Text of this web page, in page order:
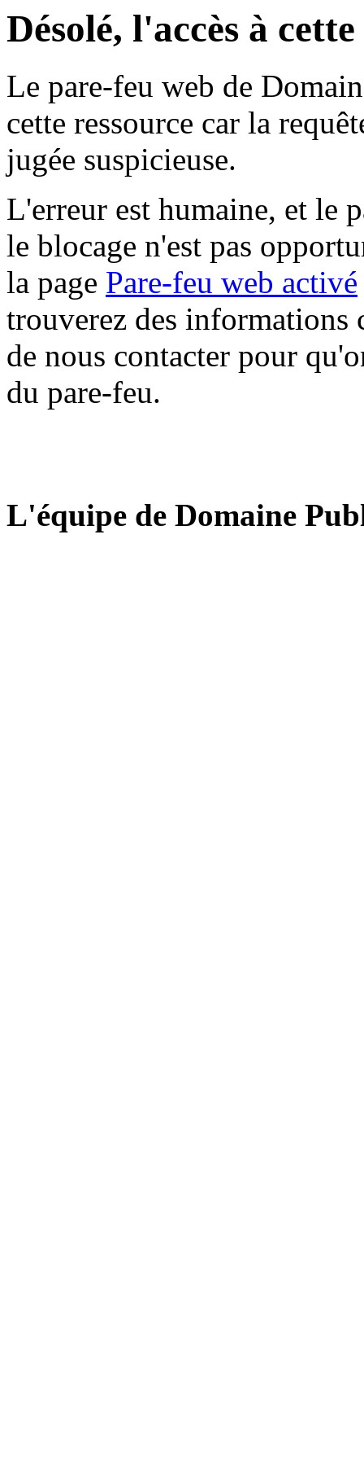
Désolé, l'accès à
Le pare-feu web de
cette ressource car la
jugée suspicieuse.
L'erreur est humaine, et le
le blocage n'est pas
la page Pare-feu web activé
trouverez des informations
de nous contacter pour
du pare-feu.
L'équipe de Domaine